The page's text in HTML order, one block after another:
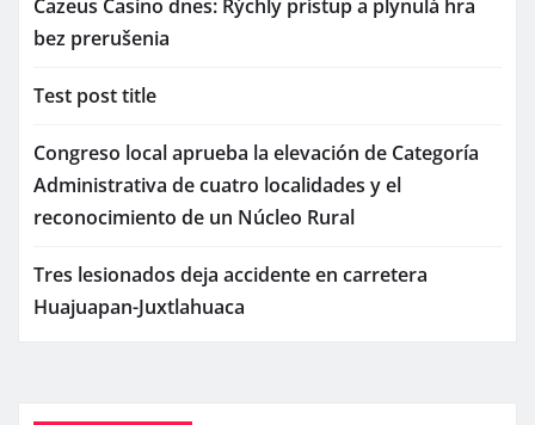
Cazeus Casino dnes: Rýchly prístup a plynulá hra
bez prerušenia
Test post title
Congreso local aprueba la elevación de Categoría
Administrativa de cuatro localidades y el
reconocimiento de un Núcleo Rural
Tres lesionados deja accidente en carretera
Huajuapan-Juxtlahuaca